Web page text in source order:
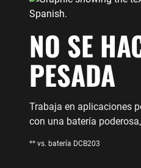
NO SE
PESADA
Trabaja en aplicaciones
con una batería
** vs. batería DCB203